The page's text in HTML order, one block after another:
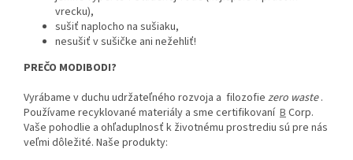
vrecku),
sušiť naplocho na sušiaku,
nesušiť v sušičke ani nežehliť!
PREČO MODIBODI?
Vyrábame v duchu udržateľného rozvoja a filozofie zero waste.
Používame recyklované materiály a sme certifikovaní B Corp.
Vaše pohodlie a ohľaduplnosť k životnému prostrediu sú pre nás
veľmi dôležité. Naše produkty: